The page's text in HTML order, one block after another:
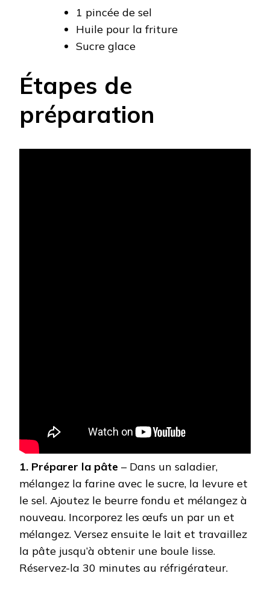
1 pincée de sel
Huile pour la friture
Sucre glace
Étapes de
préparation
1. Préparer la pâte – Dans un saladier,
mélangez la farine avec le sucre, la levure et
le sel. Ajoutez le beurre fondu et mélangez à
nouveau. Incorporez les œufs un par un et
mélangez. Versez ensuite le lait et travaillez
la pâte jusqu’à obtenir une boule lisse.
Réservez-la 30 minutes au réfrigérateur.